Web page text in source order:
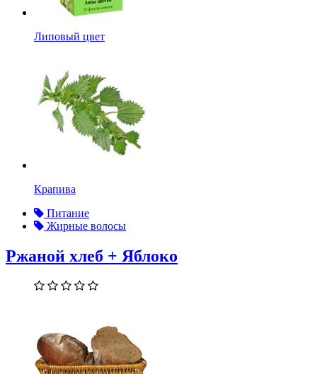
Липовый цвет
Крапива
Питание
Жирные волосы
Ржаной хлеб + Яблоко